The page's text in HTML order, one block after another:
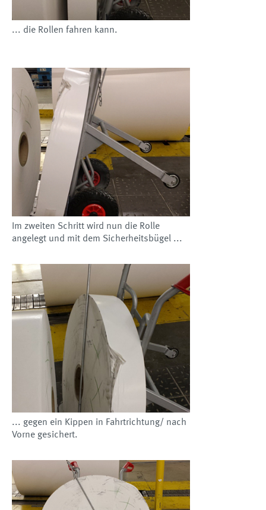
... die Rollen fahren kann.
Im zweiten Schritt wird nun die Rolle
angelegt und mit dem Sicherheitsbügel ...
... gegen ein Kippen in Fahrtrichtung/ nach
Vorne gesichert.